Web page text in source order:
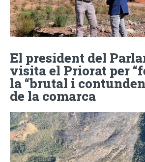
El president del
visita el Priorat per
la “brutal i
de la comarca